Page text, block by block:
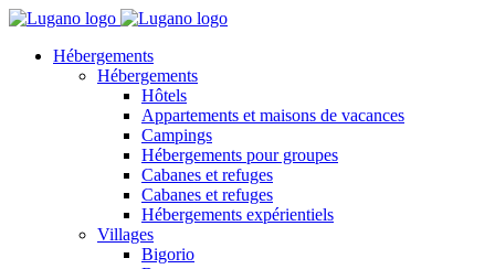
Hébergements
Hébergements
Hôtels
Appartements et maisons de vacances
Campings
Hébergements pour groupes
Cabanes et refuges
Cabanes et refuges
Hébergements expérientiels
Villages
Bigorio